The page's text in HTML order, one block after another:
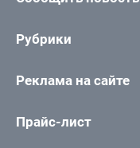
Рубрики
Реклама на сайте
Прайс-лист